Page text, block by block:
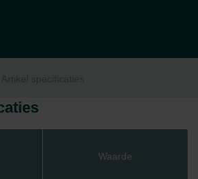
Artikel specificaties
Waarde